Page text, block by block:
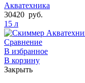
Акватехника
30420 руб.
15 л
Сравнение
В избранное
В корзину
Закрыть